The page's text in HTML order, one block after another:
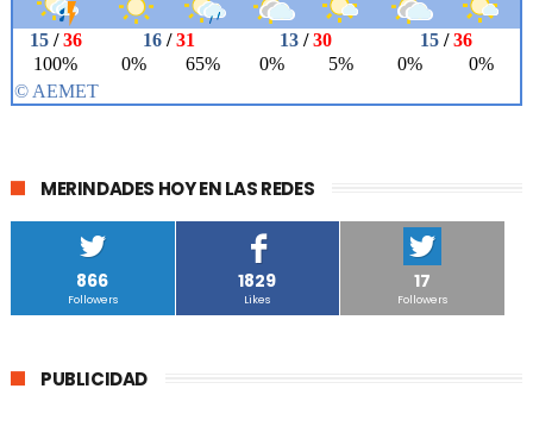
MERINDADES HOY EN LAS REDES
866
Followers
1829
Likes
17
Followers
PUBLICIDAD